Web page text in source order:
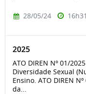
28/05/24 16h31
2025
ATO DIREN Nº 01/
Diversidade Sexual
Ensino. ATO DIREN
da...